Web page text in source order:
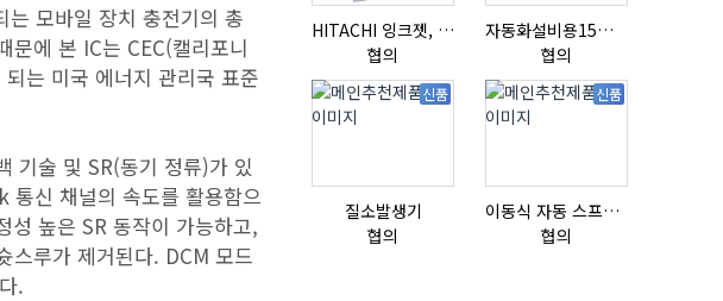
모바일 장치 충전기의 총
에 본 IC는 CEC(캘리포니
는 미국 에너지 관리국 표준
기술 및 SR(동기 정류)가 있
통신 채널의 속도를 활용함으
성 높은 SR 동작이 가능하고,
스루가 제거된다. DCM 모드
.
HITACHI 잉크젯, RX2-BD160S
협의
자동화설비용15ml자동주입기
협의
신품
질소발생기
협의
신품
이동식 자동 스프레이 세척기
협의